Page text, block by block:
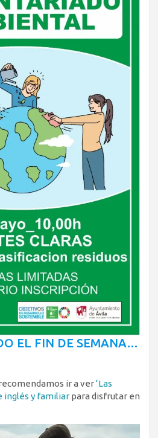
EL FIN DE SEMANA…
ir a ver‘Las
inglés y familiar para disfrutar en